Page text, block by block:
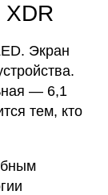
Экран
— 6,1
тем, кто